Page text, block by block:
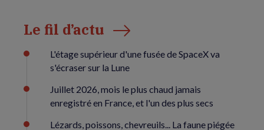
Le fil d’actu
L'étage supérieur d'une fusée de SpaceX va
s'écraser sur la Lune
Juillet 2026, mois le plus chaud jamais
enregistré en France, et l'un des plus secs
Lézards, poissons, chevreuils... La faune piégée